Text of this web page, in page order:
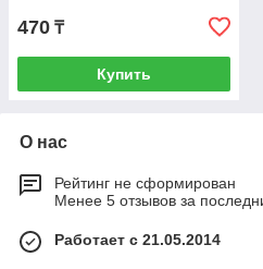
470 ₸
Купить
О нас
Рейтинг не сформирован
Менее 5 отзывов за
Работает с 21.05.2014